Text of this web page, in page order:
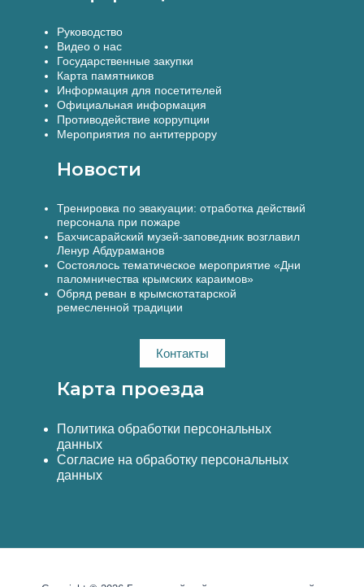
Руководство
Видео о нас
Государственные закупки
Карта памятников
Информация для посетителей
Официальная информация
Противодействие коррупции
Мероприятия по антитеррору
Новости
Тренировка по эвакуации: отработка действий
персонала при пожаре
Бахчисарайский музей-заповедник возглавил
Ленур Абдураманов
Состоялось тематическое мероприятие «Дни
паломничества крымских караимов»
Обряд реван в крымскотатарской
ремесленной традиции
Контакты
Карта проезда
Политика обработки персональных
данных
Согласие на обработку персональных
данных